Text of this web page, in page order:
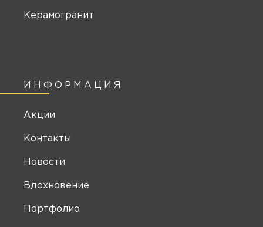
ИНФОРМАЦИЯ
Акции
Контакты
Новости
Вдохновение
Портфолио
Керамогранит